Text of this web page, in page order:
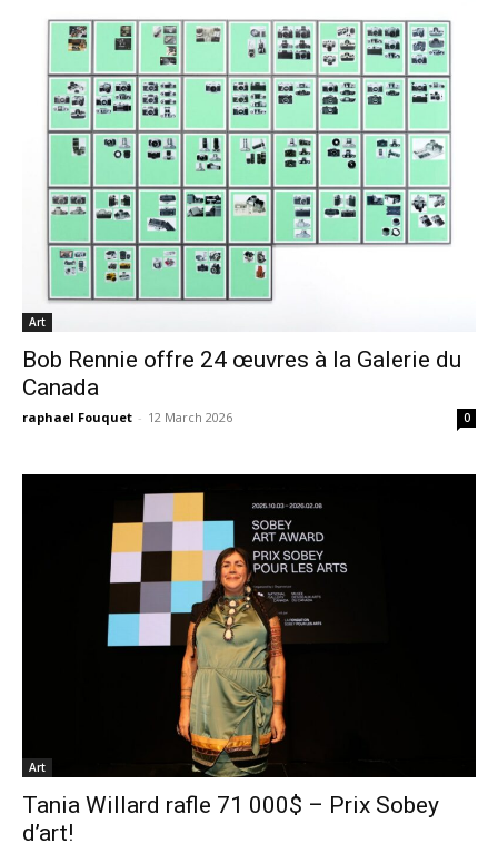
Art
Bob Rennie offre 24 œuvres à la Galerie du
Canada
raphael Fouquet - 12 March 2026 0
Art
Tania Willard rafle 71 000$ – Prix Sobey
d’art!